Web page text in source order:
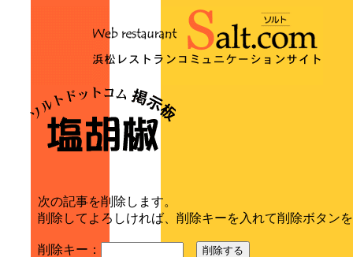
次の記事を削除します。
削除してよろしければ、削除キーを入れて削除ボタン
削除キー： 削除する